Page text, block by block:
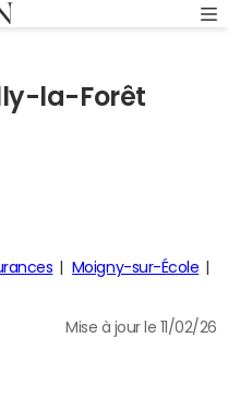
la-Forêt
Moigny-sur-École
Mise à jour le 11/02/26